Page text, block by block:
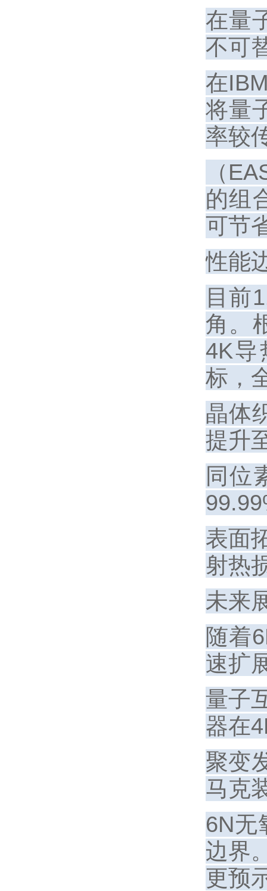
在量
不可
在
将量
率较
（
的组
可节
性能
目前
角。
4K导
标，
晶体
提升
同位
表面
射热
未来
随着
速扩
量子
器在
聚变
马克
6N无
边界
更预